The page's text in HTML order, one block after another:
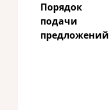
Порядок
подачи
предложений